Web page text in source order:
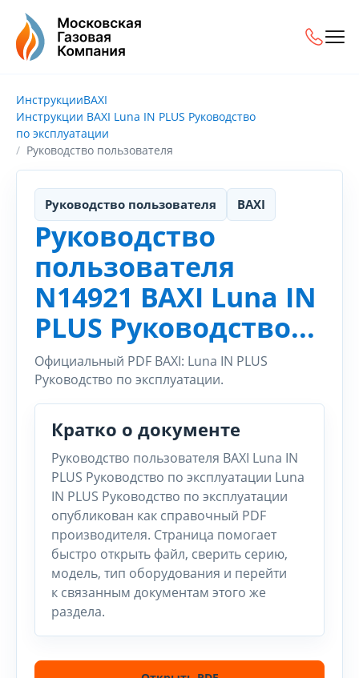
ИнструкцииBAXI
Инструкции BAXI Luna IN PLUS Руководство
по эксплуатации
Руководство пользователя
Руководство пользователя BAXI
Руководство
пользователя
N14921 BAXI Luna IN
PLUS Руководство...
Официальный PDF BAXI: Luna IN PLUS
Руководство по эксплуатации.
Кратко о документе
Руководство пользователя BAXI Luna IN
PLUS Руководство по эксплуатации Luna
IN PLUS Руководство по эксплуатации
опубликован как справочный PDF
производителя. Страница помогает
быстро открыть файл, сверить серию,
модель, тип оборудования и перейти
к связанным документам этого же
раздела.